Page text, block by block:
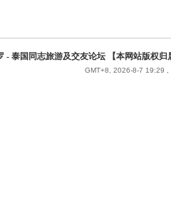
- 泰国同志旅游及交友论坛 【本网站版权归
GMT+8, 2026-8-7 19:29